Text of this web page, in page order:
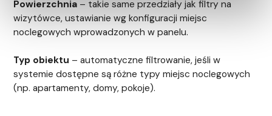
Powierzchnia – takie same przedziały jak filtry na
wizytówce, ustawianie wg konfiguracji miejsc
noclegowych wprowadzonych w panelu.
Typ obiektu – automatyczne filtrowanie, jeśli w
systemie dostępne są różne typy miejsc noclegowych
(np. apartamenty, domy, pokoje).